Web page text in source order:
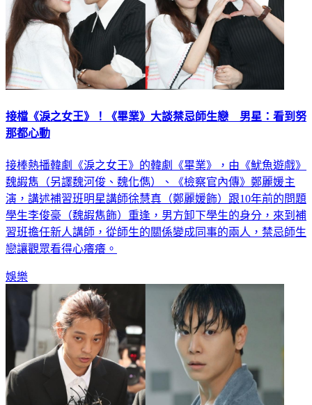
接檔《淚之女王》！《畢業》大談禁忌師生戀 男星：看到努
那都心動
接棒熱播韓劇《淚之女王》的韓劇《畢業》，由《魷魚遊戲》
魏嘏雋（另譯魏河俊、魏化儁）、《檢察官內傳》鄭麗媛主
演，講述補習班明星講師徐慧真（鄭麗媛飾）跟10年前的問題
學生李俊豪（魏嘏雋飾）重逢，男方卸下學生的身分，來到補
習班擔任新人講師，從師生的關係變成同事的兩人，禁忌師生
戀讓觀眾看得心癢癢。
娛樂